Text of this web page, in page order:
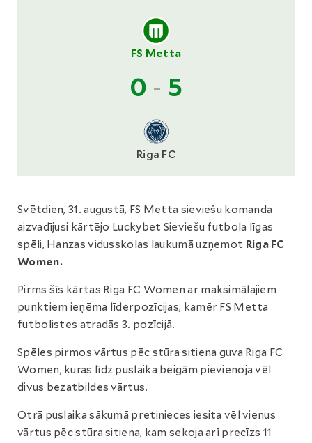
FS Metta
0 - 5
Riga FC
Svētdien, 31. augustā, FS Metta sieviešu komanda
aizvadījusi kārtējo Luckybet Sieviešu futbola līgas
spēli, Hanzas vidusskolas laukumā uzņemot Riga FC
Women.
Pirms šīs kārtas Riga FC Women ar maksimālajiem
punktiem ieņēma līderpozīcijas, kamēr FS Metta
futbolistes atradās 3. pozīcijā.
Spēles pirmos vārtus pēc stūra sitiena guva Riga FC
Women, kuras līdz puslaika beigām pievienoja vēl
divus bezatbildes vārtus.
Otrā puslaika sākumā pretinieces iesita vēl vienus
vārtus pēc stūra sitiena, kam sekoja arī precīzs 11